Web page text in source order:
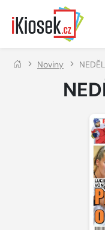
Přejít na hlavní obsah
Noviny